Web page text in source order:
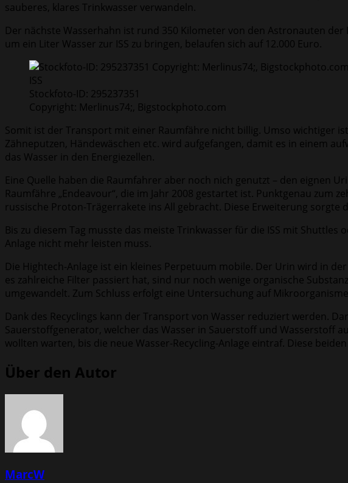
sauberes, klares Trinkwasser verwandeln.
Der nächste Wasserhahn ist rund 350 Kilometer von den Astronauten
um ein Liter Wasser zur ISS zu bringen, belaufen sich auf 12.000 Euro.
ISS
Stockfoto-ID: 295237351
Copyright: Merlinus74;, Bigstockphoto.com
Somit ist der Transport mit einer Raumfähre nicht billig. Umso wichtiger
Zähneputzen, Händewäschen etc. wird aufgefangen, damit es in einem
das Wasser in den Energiezellen.
Eine Quelle haben die Raumfahrer aber noch nich genutzt – den eignen
Raumfähre „Endeavour“, die im Jahr 2008 gestartet ist. Punktgenau zum
russische Proton-Trägerrakete ins All gebracht. Diese Erweiterung
Bis zu diesem Tag musste das meiste Trinkwasser für die ISS mit
Anlage nicht mehr leisten muss.
Die Hightech-Anlage ist ein kleines Perpetuum mobile. Der Urin wird in
es zahlreiche Filter passiert hat, sind nur noch wenige organische
umgewandelt. Zum Schluss erfolgt eine Untersuchung auf
Dank des Recyclings kann der Transport von Wasser reduziert werden.
Sauerstoffgenerator, welcher das Wasser in Sauerstoff und Wasserstoff
wollten warten, bis die neue Wasser-Recycling-Anlage eintraf. Diese
Über den Autor
MarcW